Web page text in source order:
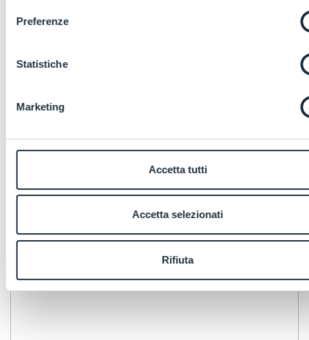
Preferenze
Statistiche
Marketing
Accetta tutti
Accetta selezionati
Rifiuta